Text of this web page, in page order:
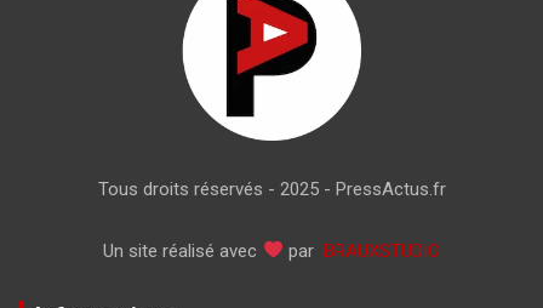
Tous droits réservés - 2025 - PressActus.fr
Un site réalisé avec par BRAUXSTUDIO